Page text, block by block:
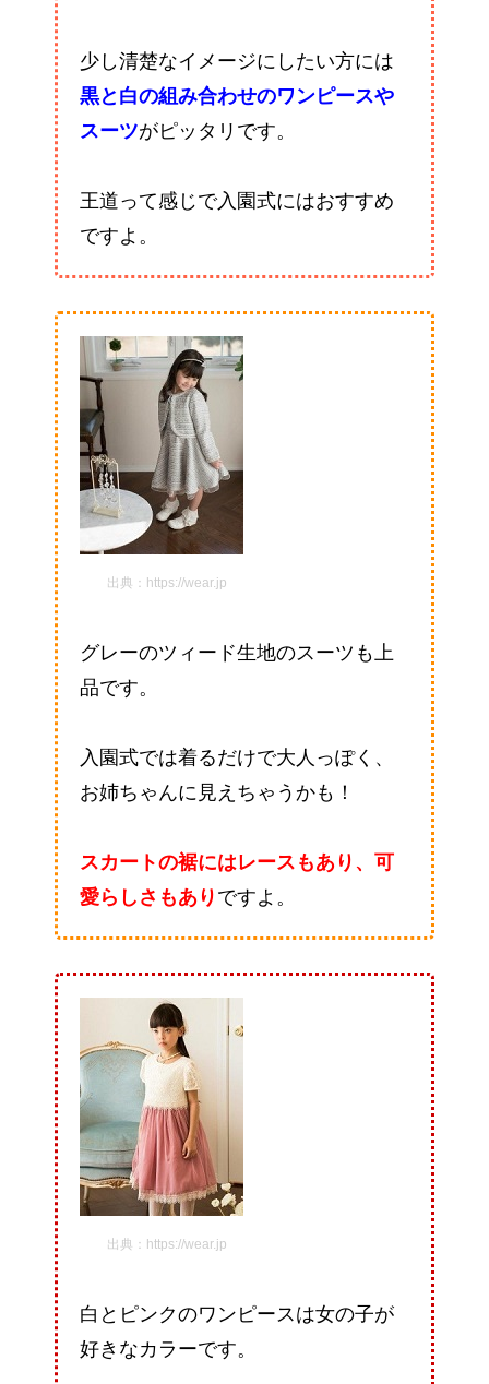
少し清楚なイメージにしたい方には
黒と白の組み合わせのワンピースや
スーツがピッタリです。
王道って感じで入園式にはおすすめ
ですよ。
出典：https://wear.jp
グレーのツィード生地のスーツも上
品です。
入園式では着るだけで大人っぽく、
お姉ちゃんに見えちゃうかも！
スカートの裾にはレースもあり、可
愛らしさもあり ですよ。
出典：https://wear.jp
白とピンクのワンピースは女の子が
好きなカラーです。